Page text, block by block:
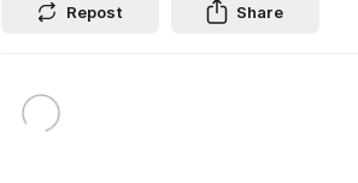
Repost Share